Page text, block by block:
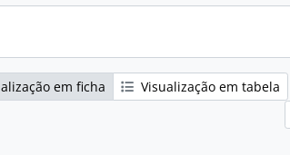
em ficha
Visualização em tabela